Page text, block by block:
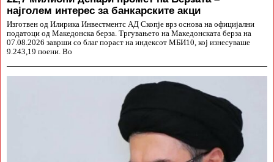
најголем интерес за банкарските акци
Изготвен од Илирика Инвестментс АД Скопје врз основа на официјални
податоци од Македонска берза. Тргувањето на Македонската берза на
07.08.2026 заврши со благ пораст на индексот МБИ10, кој изнесуваше
9.243,19 поени. Во